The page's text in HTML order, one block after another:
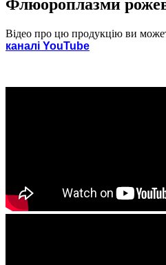
Флюороплазми
Відео про цю продукцію ви
каналi YouTube